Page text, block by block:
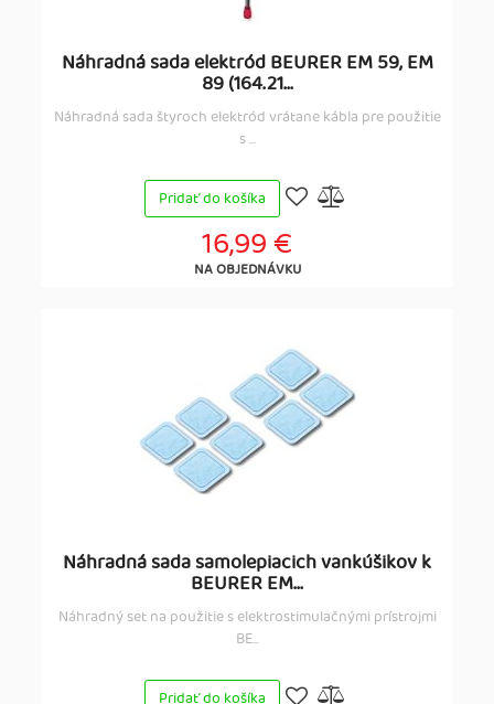
Náhradná sada elektród BEURER EM 59, EM
89 (164.21...
Náhradná sada štyroch elektród vrátane kábla pre použitie
s ...
Pridať do košíka
16,99 €
NA OBJEDNÁVKU
Náhradná sada samolepiacich vankúšikov k
BEURER EM...
Náhradný set na použitie s elektrostimulačnými prístrojmi
BE...
Pridať do košíka